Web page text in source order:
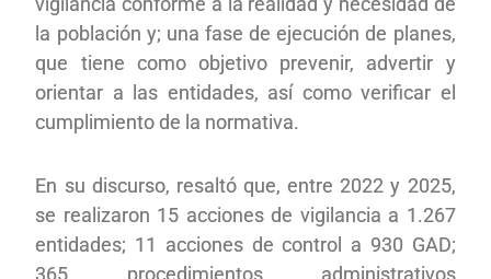
la población y; una fase de ejecución de planes,
que tiene como objetivo prevenir, advertir y
orientar a las entidades, así como verificar el
cumplimiento de la normativa.
En su discurso, resaltó que, entre 2022 y 2025,
se realizaron 15 acciones de vigilancia a 1.267
entidades; 11 acciones de control a 930 GAD;
365 procedimientos administrativos